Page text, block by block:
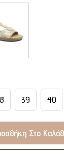
39 40
Στο